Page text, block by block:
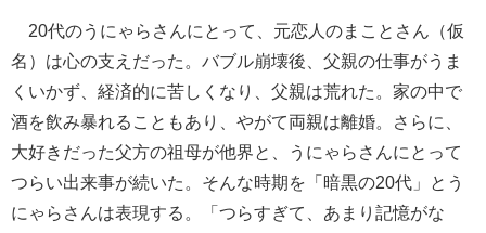
20代のうにゃらさんにとって、元恋人のまことさん（仮
名）は心の支えだった。バブル崩壊後、父親の仕事がうま
くいかず、経済的に苦しくなり、父親は荒れた。家の中で
酒を飲み暴れることもあり、やがて両親は離婚。さらに、
大好きだった父方の祖母が他界と、うにゃらさんにとって
つらい出来事が続いた。そんな時期を「暗黒の20代」とう
にゃらさんは表現する。「つらすぎて、あまり記憶がな